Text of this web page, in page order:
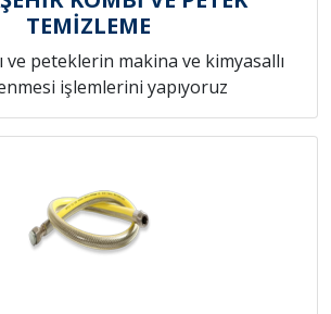
TEMİZLEME
ve peteklerin makina ve kimyasallı
işlemlerini yapıyoruz